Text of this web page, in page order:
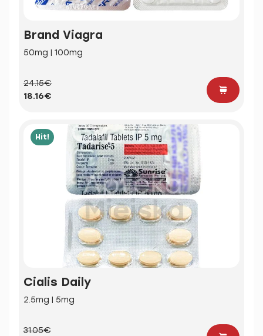
Brand Viagra
50mg | 100mg
24.15€
18.16€
Hit!
Cialis Daily
2.5mg | 5mg
31.05€